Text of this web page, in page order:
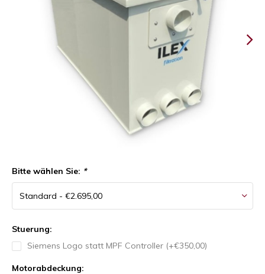
Bitte wählen Sie: *
Stuerung:
Siemens Logo statt MPF Controller (+€350,00)
Motorabdeckung: